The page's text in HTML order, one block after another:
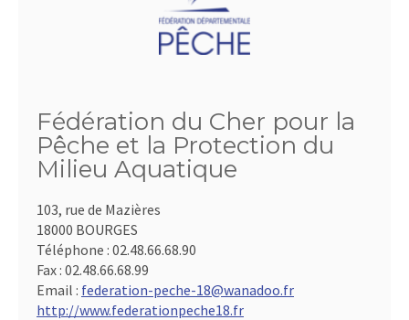
Fédération du Cher pour la
Pêche et la Protection du
Milieu Aquatique
103, rue de Mazières
18000 BOURGES
Téléphone : 02.48.66.68.90
Fax : 02.48.66.68.99
Email : federation-peche-18@wanadoo.fr
http://www.federationpeche18.fr